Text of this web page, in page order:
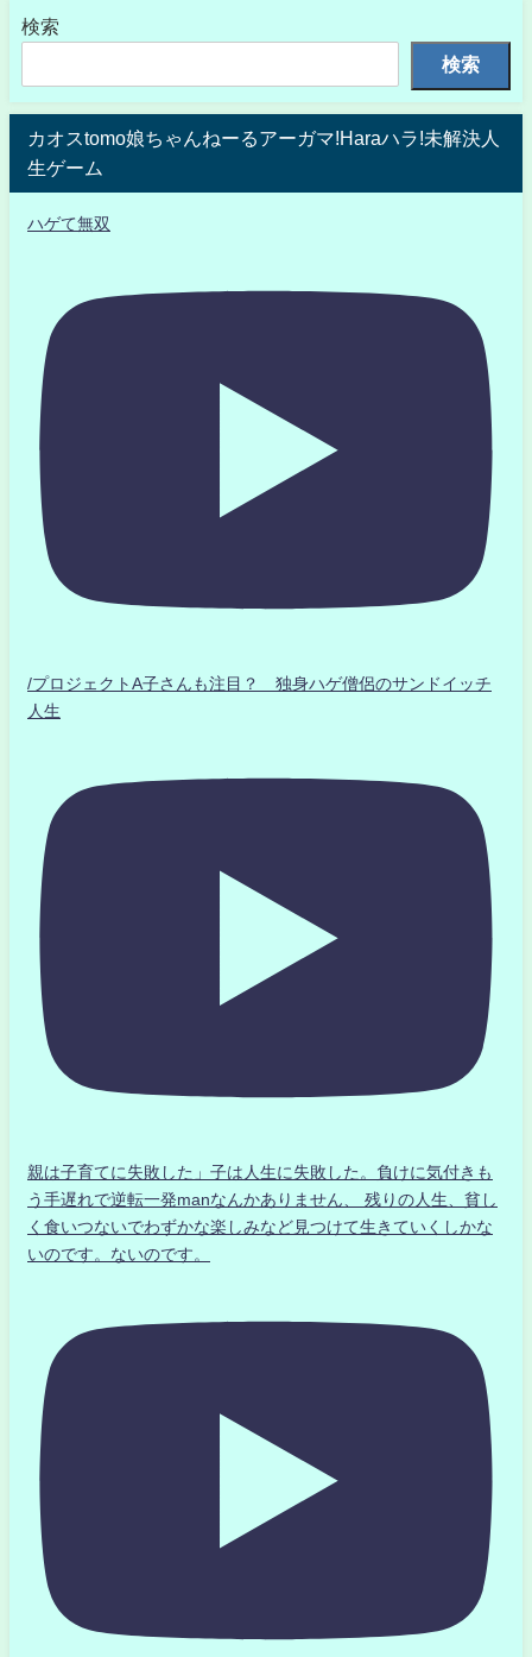
検索
検索
カオスtomo娘ちゃんねーるアーガマ!Haraハラ!未解決人
生ゲーム
ハゲて無双
/プロジェクトA子さんも注目？ 独身ハゲ僧侶のサンドイッチ
人生
親は子育てに失敗した」子は人生に失敗した。負けに気付きも
う手遅れで逆転一発manなんかありません、 残りの人生、貧し
く食いつないでわずかな楽しみなど見つけて生きていくしかな
いのです。ないのです。